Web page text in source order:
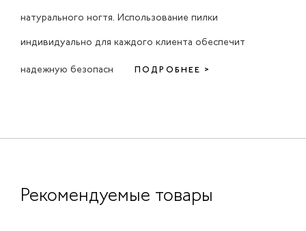
натурального ногтя. Использование пилки
индивидуально для каждого клиента обеспечит
надежную безопасн ПОДРОБНЕЕ >
Рекомендуемые товары